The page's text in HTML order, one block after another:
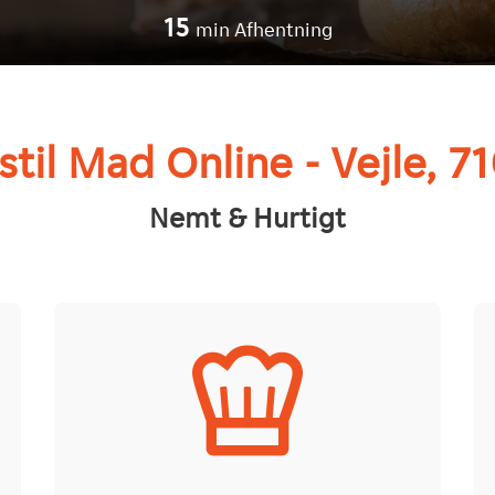
15 min Afhentning
Mad Online - Vejle,
Nemt & Hurtigt